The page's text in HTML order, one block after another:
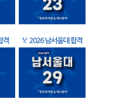
격 🏅 2026 남서울대 합격